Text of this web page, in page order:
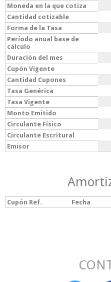
Moneda en la que cotiza
Cantidad cotizable
Forma de la Tasa
Período anual base de
cálculo
Duración del mes
Cupón Vigente
Cantidad Cupones
Tasa Genérica
Tasa Vigente
Monto Emitido
Circulante Físico
Circulante Escritural
Emisor
Cupón Ref. Fecha